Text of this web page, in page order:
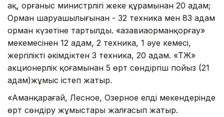
ақ, Қорғаныс министрлігі жеке құрамынан 20 адам;
Орман шаруашылығынан - 32 техника мен 83 адам
орман күзетіне тартылды. «Қазавиаорманқорғау»
мекемесінен 12 адам, 2 техника, 1 әуе кемесі,
жергілікті әкімдіктен 3 техника, 20 адам. «ҚТЖ»
акционерлік қоғамынан 5 өрт сөндіргіш пойыз (21
адам)жұмыс істеп жатыр.
«Аманқарағай, Лесное, Озерное елді мекендерінде
өрт сөндіру жұмыстары жалғасып жатыр.